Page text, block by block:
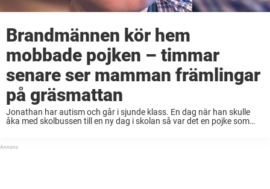
Brandmännen kör hem
mobbade pojken – timmar
senare ser mamman främlingar
på gräsmattan
Jonathan har autism och går i sjunde klass. En dag när han skulle
åka med skolbussen till en ny dag i skolan så var det en pojke som